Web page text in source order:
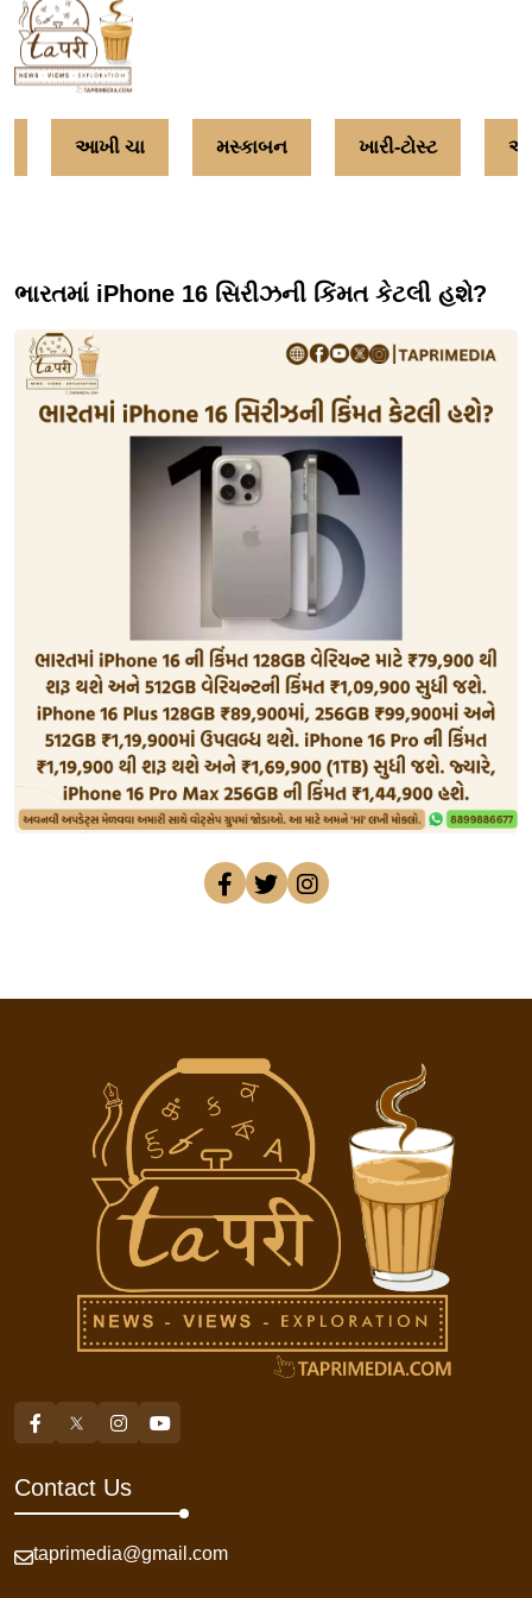
આખી ચા મસ્કાબન ખારી-ટોસ્ટ
ભારતમાં iPhone 16 સિરીઝની કિંમત કેટલી હશે?
Contact Us
taprimedia@gmail.com